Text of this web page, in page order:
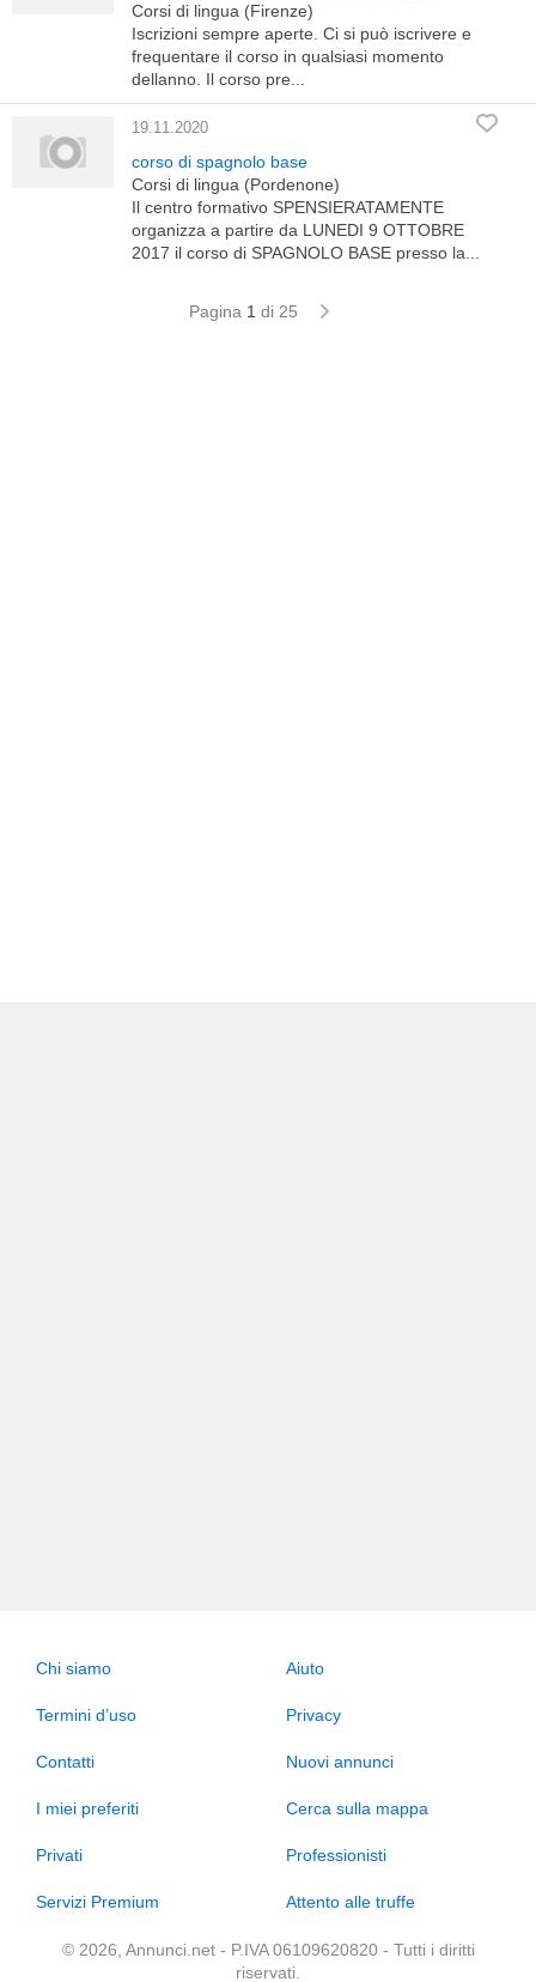
Corsi di lingua (Firenze)
Iscrizioni sempre aperte. Ci si può iscrivere e
frequentare il corso in qualsiasi momento
dellanno. Il corso pre...
19.11.2020
corso di spagnolo base
Corsi di lingua (Pordenone)
Il centro formativo SPENSIERATAMENTE
organizza a partire da LUNEDI 9 OTTOBRE
2017 il corso di SPAGNOLO BASE presso la...
Pagina 1 di 25
Chi siamo Aiuto
Termini d’uso Privacy
Contatti Nuovi annunci
I miei preferiti Cerca sulla mappa
Privati Professionisti
Servizi Premium Attento alle truffe
© 2026, Annunci.net - P.IVA 06109620820 - Tutti i diritti
riservati.